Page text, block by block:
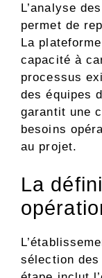
L’analyse
permet de
La plateforme
capacité à
processus
des équipes
garantit une
besoins
au projet.
La
sélection